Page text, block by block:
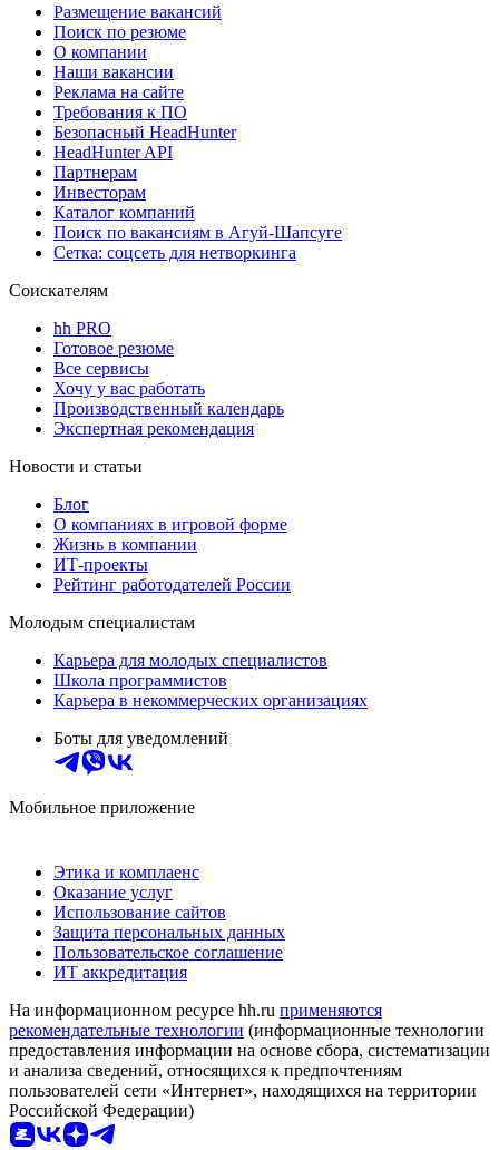
Размещение вакансий
Поиск по резюме
О компании
Наши вакансии
Реклама на сайте
Требования к ПО
Безопасный HeadHunter
HeadHunter API
Партнерам
Инвесторам
Каталог компаний
Поиск по вакансиям в Агуй-Шапсуге
Сетка: соцсеть для нетворкинга
Соискателям
hh PRO
Готовое резюме
Все сервисы
Хочу у вас работать
Производственный календарь
Экспертная рекомендация
Новости и статьи
Блог
О компаниях в игровой форме
Жизнь в компании
ИТ-проекты
Рейтинг работодателей России
Молодым специалистам
Карьера для молодых специалистов
Школа программистов
Карьера в некоммерческих организациях
Боты для уведомлений
Мобильное приложение
Этика и комплаенс
Оказание услуг
Использование сайтов
Защита персональных данных
Пользовательское соглашение
ИТ аккредитация
На информационном ресурсе hh.ru применяются
рекомендательные технологии (информационные технологии
предоставления информации на основе сбора, систематизации
и анализа сведений, относящихся к предпочтениям
пользователей сети «Интернет», находящихся на территории
Российской Федерации)